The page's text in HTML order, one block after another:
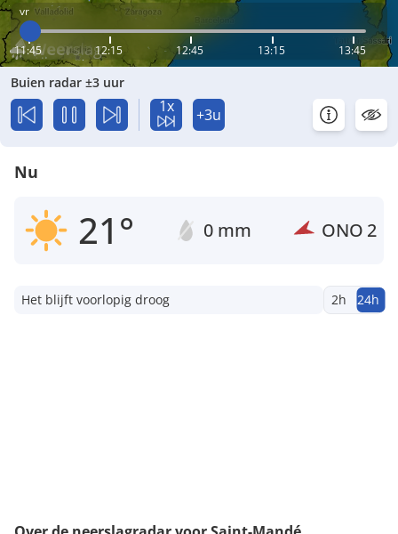
vr
11:45 12:15 12:45 13:15 13:45
Buien radar ±3 uur
1x +3u
Nu
21° 0 mm ONO 2
Het blijft voorlopig droog 2h 24h